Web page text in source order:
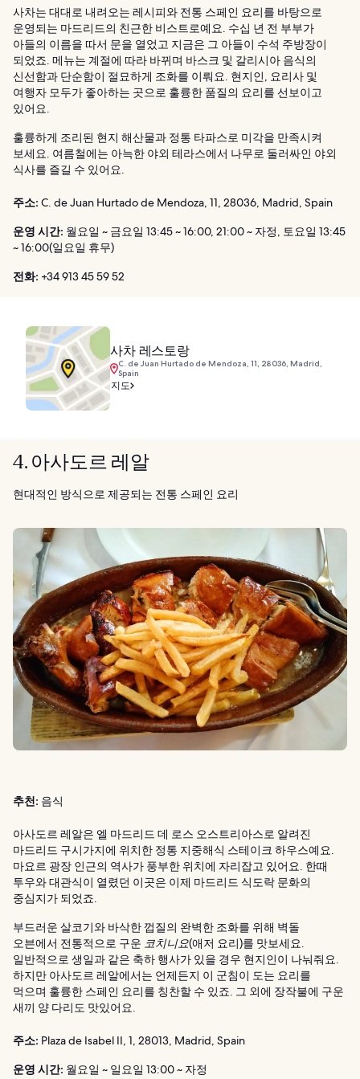
사차는 대대로 내려오는 레시피와 전통 스페인 요리를 바탕으로
운영되는 마드리드의 친근한 비스트로예요. 수십 년 전 부부가
아들의 이름을 따서 문을 열었고 지금은 그 아들이 수석 주방장이
되었죠. 메뉴는 계절에 따라 바뀌며 바스크 및 갈리시아 음식의
신선함과 단순함이 절묘하게 조화를 이뤄요. 현지인, 요리사 및
여행자 모두가 좋아하는 곳으로 훌륭한 품질의 요리를 선보이고
있어요.
훌륭하게 조리된 현지 해산물과 정통 타파스로 미각을 만족시켜
보세요. 여름철에는 아늑한 야외 테라스에서 나무로 둘러싸인 야외
식사를 즐길 수 있어요.
주소: C. de Juan Hurtado de Mendoza, 11, 28036, Madrid, Spain
운영 시간: 월요일 ~ 금요일 13:45 ~ 16:00, 21:00 ~ 자정, 토요일 13:45
~ 16:00(일요일 휴무)
전화: +34 913 45 59 52
사차 레스토랑
C. de Juan Hurtado de Mendoza, 11, 28036, Madrid,
Spain
지도
4. 아사도르 레알
현대적인 방식으로 제공되는 전통 스페인 요리
추천: 음식
아사도르 레알은 엘 마드리드 데 로스 오스트리아스로 알려진
마드리드 구시가지에 위치한 정통 지중해식 스테이크 하우스예요.
마요르 광장 인근의 역사가 풍부한 위치에 자리잡고 있어요. 한때
투우와 대관식이 열렸던 이곳은 이제 마드리드 식도락 문화의
중심지가 되었죠.
부드러운 살코기와 바삭한 껍질의 완벽한 조화를 위해 벽돌
오븐에서 전통적으로 구운 코치니요(애저 요리)를 맛보세요.
일반적으로 생일과 같은 축하 행사가 있을 경우 현지인이 나눠줘요.
하지만 아사도르 레알에서는 언제든지 이 군침이 도는 요리를
먹으며 훌륭한 스페인 요리를 칭찬할 수 있죠. 그 외에 장작불에 구운
새끼 양 다리도 맛있어요.
주소: Plaza de Isabel II, 1, 28013, Madrid, Spain
운영 시간: 월요일 ~ 일요일 13:00 ~ 자정